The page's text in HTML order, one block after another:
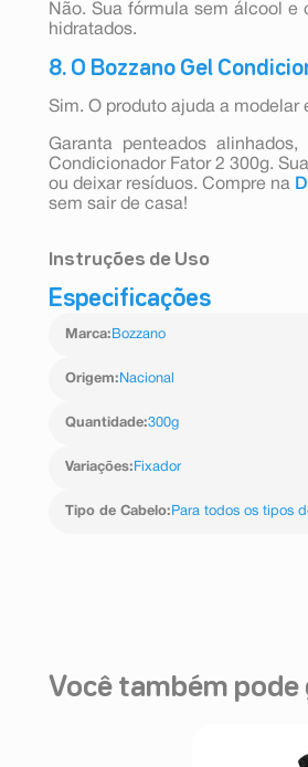
Não. Sua fórmula sem álcool
hidratados.
8. O Bozzano Gel
Sim. O produto ajuda a
Garanta penteados
Condicionador Fator 2 300g.
ou deixar resíduos. Compre na
sem sair de casa!
Instruções de Uso
Aplique uma pequena
ou pente.
Especificações
Marca: Bozzano
Origem: Nacional
Quantidade:300g
Variações: Fixador
Tipo de Cabelo: Para todos os tipos
Você também pode